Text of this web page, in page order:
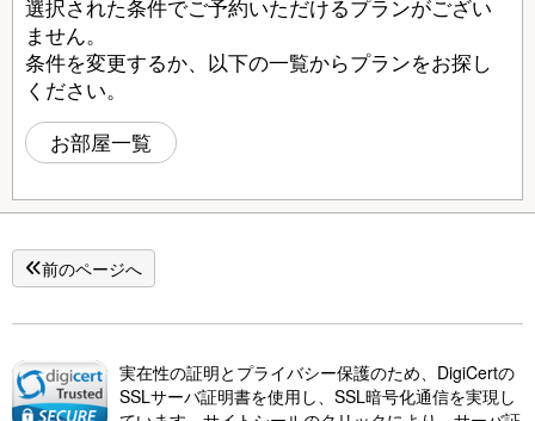
選択された条件でご予約いただけるプランがござい
ません。
条件を変更するか、以下の一覧からプランをお探し
ください。
お部屋一覧
前のページへ
実在性の証明とプライバシー保護のため、DigiCertの
SSLサーバ証明書を使用し、SSL暗号化通信を実現し